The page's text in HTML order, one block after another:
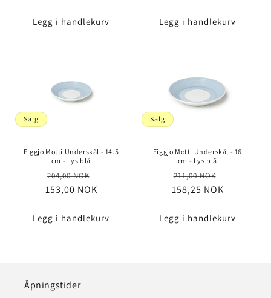
Legg i handlekurv Legg i handlekurv
Salg
Figgjo Motti Underskål - 14.5
cm - Lys blå
Vanlig
pris
204,00 NOK
153,00 NOK
Legg i handlekurv
Salg
Figgjo Motti Underskål - 16
cm - Lys blå
Vanlig
pris
211,00 NOK
158,25 NOK
Legg i handlekurv
Åpningstider